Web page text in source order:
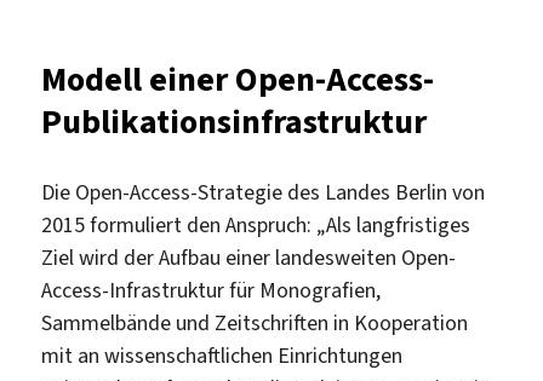
Modell einer Open-Access-
Publikationsinfrastruktur
Die Open-Access-Strategie des Landes Berlin von
2015 formuliert den Anspruch: „Als langfristiges
Ziel wird der Aufbau einer landesweiten Open-
Access-Infrastruktur für Monografien,
Sammelbände und Zeitschriften in Kooperation
mit an wissenschaftlichen Einrichtungen